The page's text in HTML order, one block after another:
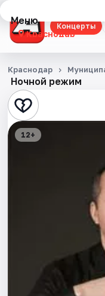
Концерты
Меню
Краснодар
Концерты
Театр
Стендап
Ночной режим
Краснодар
12+